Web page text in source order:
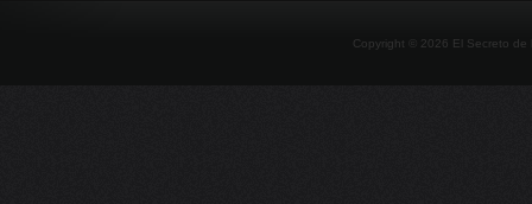
Copyright © 2026 El Secreto de